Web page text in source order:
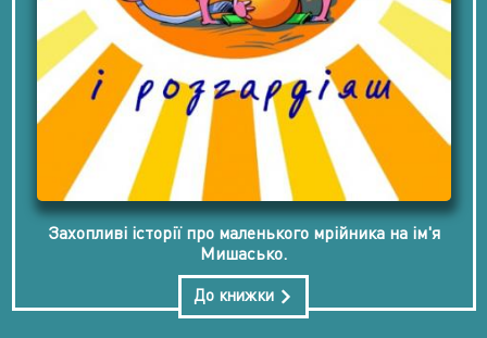
Захопливі історії про маленького мрійника на ім'я
Мишасько.
До книжки